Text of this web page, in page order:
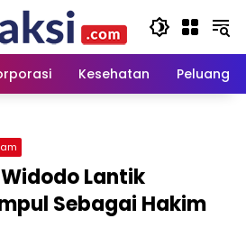
Kesehatan Peluang
Lantik
Sebagai Hakim